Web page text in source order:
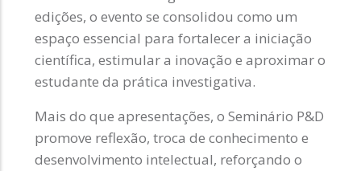
edições, o evento se consolidou como um
espaço essencial para fortalecer a iniciação
científica, estimular a inovação e aproximar o
estudante da prática investigativa.
Mais do que apresentações, o Seminário P&D
promove reflexão, troca de conhecimento e
desenvolvimento intelectual, reforçando o